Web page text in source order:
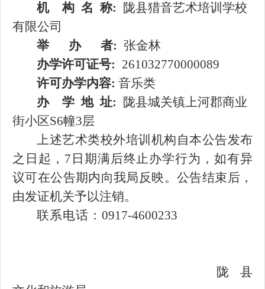
机
构 名 称:
陇县猎音艺术培训学校
有限公司
举
办 者: 张金林
办学许可证号: 261032770000089
许可办学内容: 音乐类
办
学 地 址:
陇县城关镇上河郡商业
街小区S6幢3层
上述艺术类校外培训机构自本公告发布
之日起， 7 日期满后终止办学行为，如有异
议可在公告期内向我局反映。公告结束后，
由发证机关予以注销。
联系电话： 0917-4600233
陇县